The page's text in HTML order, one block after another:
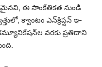
ఈ సాంకేతికత నుండి
క్వాంటం ఎన్‌క్రిప్షన్ ఇ-
వరకు ప్రతిదాని